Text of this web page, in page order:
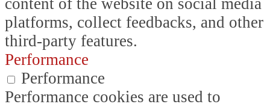
content of the website on social media
platforms, collect feedbacks, and other
third-party features.
Performance
Performance
Performance cookies are used to